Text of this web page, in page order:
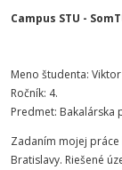
Campus STU -
Meno študenta:
Ročník: 4.
Predmet: Bakalárska
Zadaním mojej
Bratislavy. Riešené